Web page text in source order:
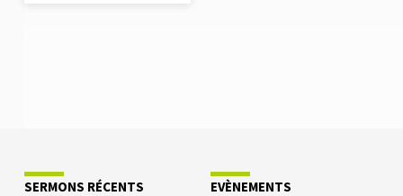
SERMONS RÉCENTS EVÈNEMENTS